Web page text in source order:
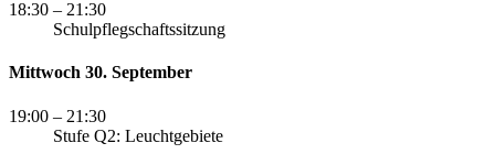
18:30 – 21:30
Schulpflegschaftssitzung
Mittwoch 30. September
19:00 – 21:30
Stufe Q2: Leuchtgebiete